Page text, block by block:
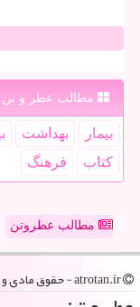
مطالب عطر و تن
بیمار بهداشت
كتاب
فرهنگ
مطالب عطروتن